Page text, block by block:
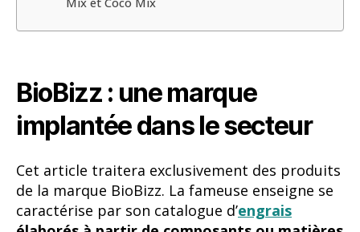
élaborés à partir de composants ou matières
d’origine organique. Vous pourrez les
retrouver dans notregrowshop en ligne . Pour
les cultivateurs qui ont déjà plusieurs années
d’expérience, BioBizz est certainement une
marque qu’ils connaissent en long en large et
en travers. Mais pour les cultivateurs qui
débutent dans la culture de cannabiset qui